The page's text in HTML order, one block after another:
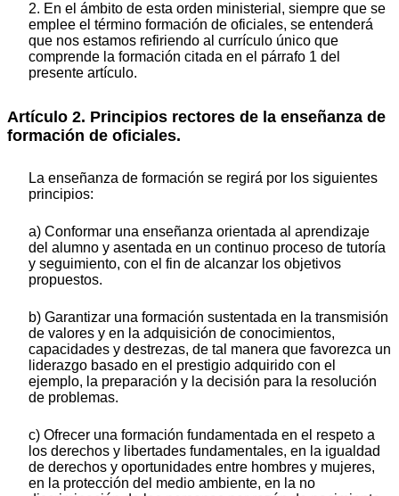
2. En el ámbito de esta orden ministerial, siempre que se
emplee el término formación de oficiales, se entenderá
que nos estamos refiriendo al currículo único que
comprende la formación citada en el párrafo 1 del
presente artículo.
Artículo 2. Principios rectores de la enseñanza de
formación de oficiales.
La enseñanza de formación se regirá por los siguientes
principios:
a) Conformar una enseñanza orientada al aprendizaje
del alumno y asentada en un continuo proceso de tutoría
y seguimiento, con el fin de alcanzar los objetivos
propuestos.
b) Garantizar una formación sustentada en la transmisión
de valores y en la adquisición de conocimientos,
capacidades y destrezas, de tal manera que favorezca un
liderazgo basado en el prestigio adquirido con el
ejemplo, la preparación y la decisión para la resolución
de problemas.
c) Ofrecer una formación fundamentada en el respeto a
los derechos y libertades fundamentales, en la igualdad
de derechos y oportunidades entre hombres y mujeres,
en la protección del medio ambiente, en la no